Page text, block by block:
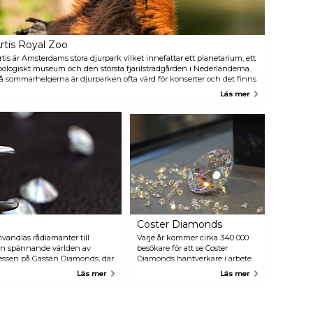
väg till utställningar,
attraktioner, restaurangen,
presentaffären och terrassen vid
vattnet. Naturligtvis kommer
Ostindiska kompaniet-skeppet
"Amsterdam" att ligga vid
bryggan igen.
Royal Zoo
är Amsterdams stora djurpark vilket innefattar ett planetarium, ett
museum och den största fjärilsträdgården i Nederländerna.
sommarhelgerna är djurparken ofta värd för konserter och det finns
några speciella aktiviteter på programmet. Exempel på dessa är en
Läs mer
rådiamanter till
spännande världen av
på Gassan Diamonds, där
väcks till liv. GassanLäs mer
Coster Diamonds
Varje år kommer cirka 340 000
besökare för att se Coster
Diamonds hantverkare i arbete.
Costers tillmötesgående personal
Läs mer